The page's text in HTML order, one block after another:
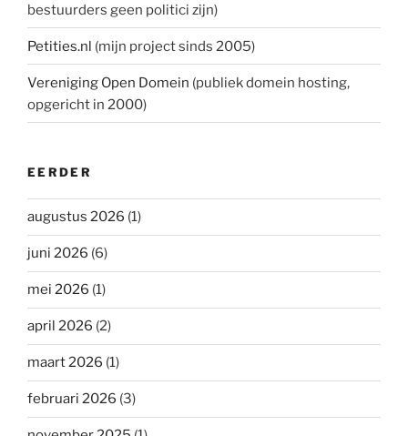
bestuurders geen politici zijn)
Petities.nl (mijn project sinds 2005)
Vereniging Open Domein (publiek domein hosting,
opgericht in 2000)
EERDER
augustus 2026 (1)
juni 2026 (6)
mei 2026 (1)
april 2026 (2)
maart 2026 (1)
februari 2026 (3)